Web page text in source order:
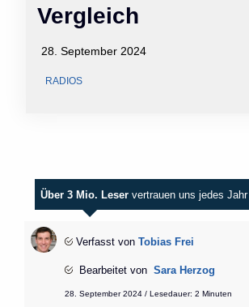
Vergleich
28. September 2024
RADIOS
Über 3 Mio. Leser vertrauen uns jedes Jahr
Verfasst von Tobias Frei
Bearbeitet von Sara Herzog
28. September 2024 / Lesedauer: 2 Minuten